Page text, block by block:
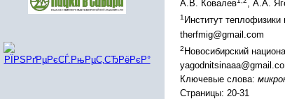
А.В. Ковалев , А.А.
1 Институт
therfmig@gmail.com
2 Новосибирский
Ключевые слова:
Страницы: 20-31